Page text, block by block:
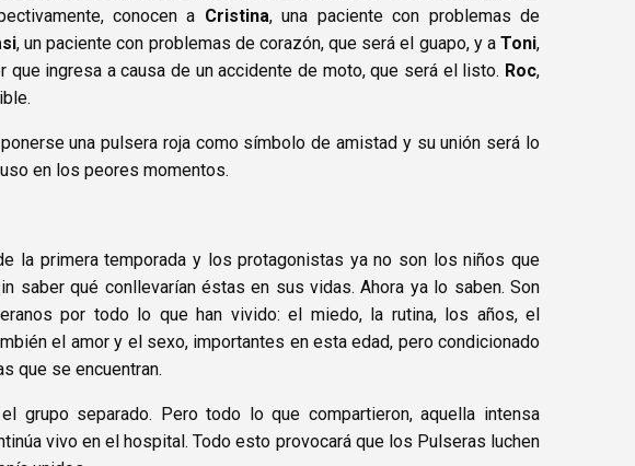
conocen a Cristina, una paciente con problemas de
, un paciente con problemas de corazón, que será el guapo, y a Toni,
ingresa a causa de un accidente de moto, que será el listo. Roc,
una pulsera roja como símbolo de amistad y su unión será lo
en los peores momentos.
la primera temporada y los protagonistas ya no son los niños que
saber qué conllevarían éstas en sus vidas. Ahora ya lo saben. Son
por todo lo que han vivido: el miedo, la rutina, los años, el
el amor y el sexo, importantes en esta edad, pero condicionado
que se encuentran.
grupo separado. Pero todo lo que compartieron, aquella intensa
vivo en el hospital. Todo esto provocará que los Pulseras luchen